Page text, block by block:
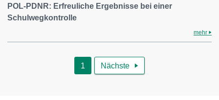
POL-PDNR: Erfreuliche Ergebnisse bei einer
Schulwegkontrolle
mehr
1 Nächste 